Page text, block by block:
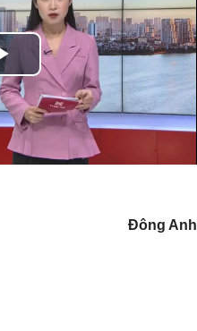
Play
Video
Đông Anh